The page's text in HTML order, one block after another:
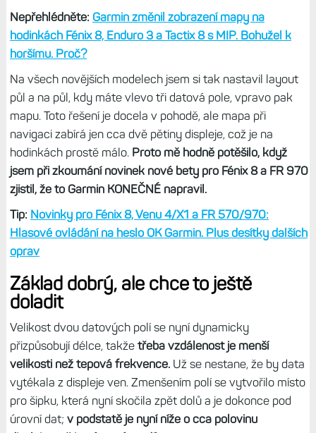
Nepřehlédněte: Garmin změnil zobrazení mapy na
hodinkách Fénix 8, Enduro 3 a Tactix 8 s MIP. Bohužel k
horšímu. Proč?
Na všech novějších modelech jsem si tak nastavil layout
půl a na půl, kdy máte vlevo tři datová pole, vpravo pak
mapu. Toto řešení je docela v pohodě, ale mapa při
navigaci zabírá jen cca dvě pětiny displeje, což je na
hodinkách prostě málo. Proto mě hodně potěšilo, když
jsem při zkoumání novinek nové bety pro Fénix 8 a FR 970
zjistil, že to Garmin KONEČNÉ napravil.
Tip: Novinky pro Fénix 8, Venu 4/X1 a FR 570/970:
Hlasové ovládání na heslo OK Garmin. Plus desítky dalších
oprav